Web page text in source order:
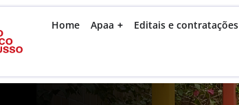
Home Apaa Editais e contratações